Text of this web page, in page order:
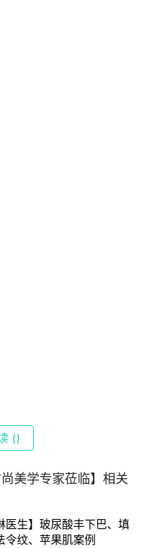
()
美学专家莅临】相关
医生】玻尿酸丰下巴、填
令纹、苹果肌案例